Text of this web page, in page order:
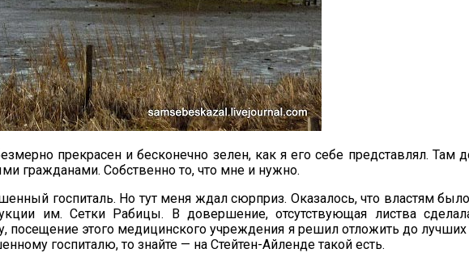
прекрасен и бесконечно зелен, как я его себе представлял.
гражданами. Собственно то, что мне и нужно.
госпиталь. Но тут меня ждал сюрприз. Оказалось, что властям
им. Сетки Рабицы. В довершение, отсутствующая листва
этого медицинского учреждения я решил отложить до
госпиталю, то знайте — на Стейтен-Айленде такой есть.